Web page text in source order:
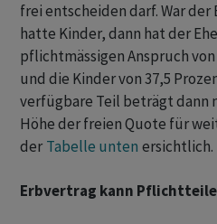
frei entscheiden darf. War
hatte Kinder, dann hat der
pflichtmässigen Anspruch
und die Kinder von 37,5
verfügbare Teil beträgt dann
Höhe der freien Quote für
der Tabelle unten ersichtlich.
Erbvertrag kann